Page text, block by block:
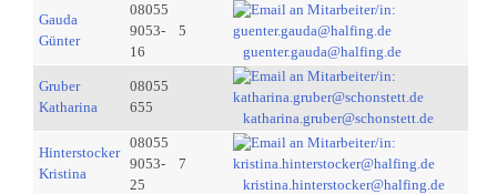
Gauda
Günter
08055
9053-
16
5
guenter.gauda@halfing.de
Gruber
Katharina
08055
655
katharina.gruber@schonstett.de
Hinterstocker
Kristina
08055
9053-
25
7
kristina.hinterstocker@halfing.de